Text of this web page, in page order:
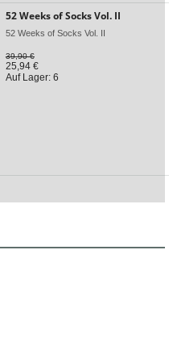
52 Weeks of Socks Vol. II
52 Weeks of Socks Vol. II
39,90 €
25,94 €
Auf Lager: 6